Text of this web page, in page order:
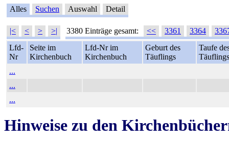
Alles Suchen Auswahl Detail
|< < > >| 3380 Einträge gesamt: << 3361 3364
Lfd-
Nr
Seite im
Kirchenbuch
Lfd-Nr im
Kirchenbuch
Geburt des
Täuflings
Taufe
Täuflings
...
...
...
Hinweise zu den